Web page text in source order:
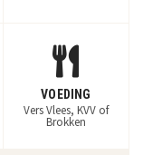
VOEDING
Vers Vlees, KVV of
Brokken